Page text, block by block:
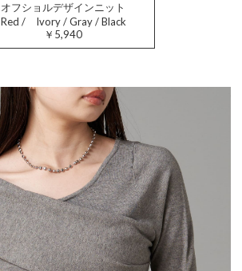
オフショルデザインニット
Red / Ivory / Gray / Black
￥5,940